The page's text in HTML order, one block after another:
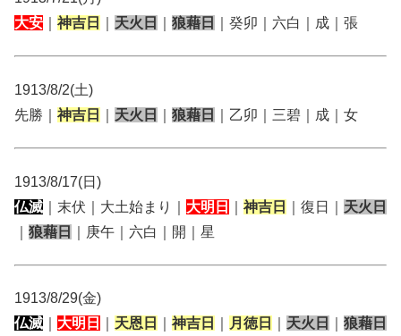
大安
神吉日 天火日 狼藉日 ｜癸卯｜六白｜成｜張
1913/8/2(土)
先勝｜ 神吉日 天火日 狼藉日 ｜乙卯｜三碧｜成｜女
1913/8/17(日)
仏滅 ｜末伏｜大土始まり｜ 大明日 神吉日 ｜復日｜ 天火日
狼藉日 ｜庚午｜六白｜開｜星
1913/8/29(金)
仏滅
大明日 天恩日 神吉日 月徳日 天火日
狼藉日